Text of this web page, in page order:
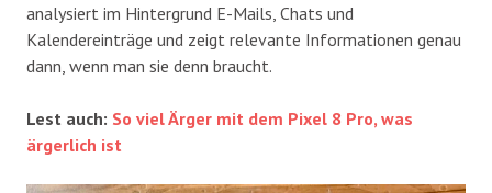
analysiert im Hintergrund E-Mails, Chats und
Kalendereinträge und zeigt relevante Informationen genau
dann, wenn man sie denn braucht.
Lest auch: So viel Ärger mit dem Pixel 8 Pro, was
ärgerlich ist